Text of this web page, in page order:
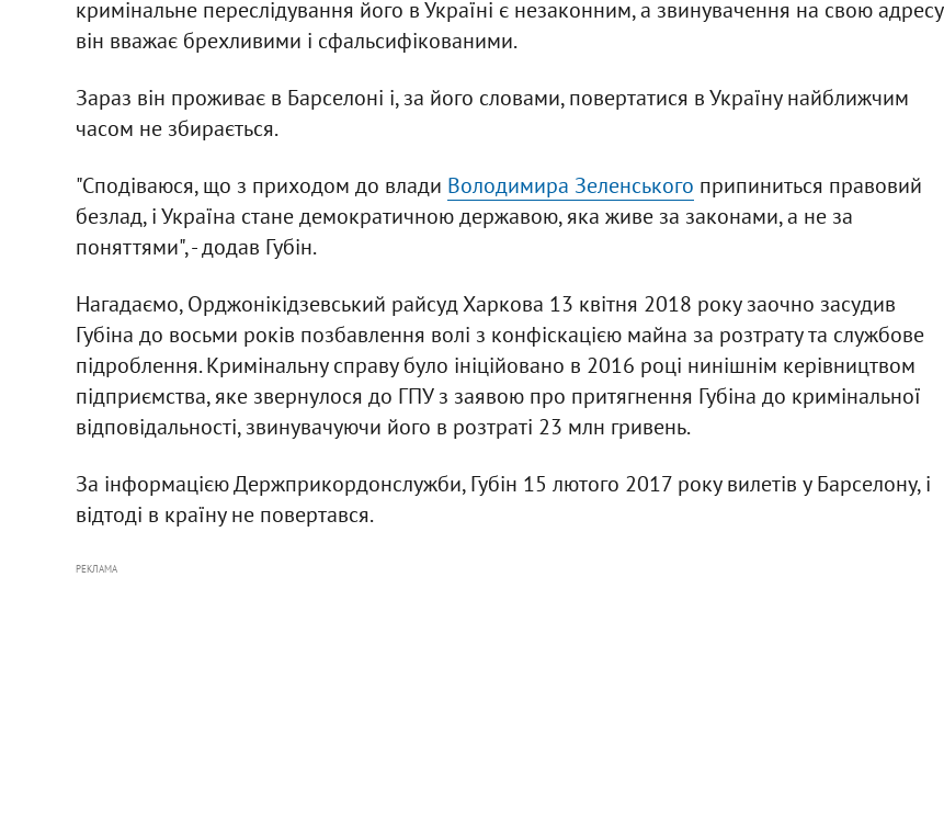
кримінальне переслідування його в Україні є незаконним, а звинувачення на свою адресу
він вважає брехливими і сфальсифікованими.
Зараз він проживає в Барселоні і, за його словами, повертатися в Україну найближчим
часом не збирається.
"Сподіваюся, що з приходом до влади Володимира Зеленського припиниться правовий
безлад, і Україна стане демократичною державою, яка живе за законами, а не за
поняттями", - додав Губін.
Нагадаємо, Орджонікідзевський райсуд Харкова 13 квітня 2018 року заочно засудив
Губіна до восьми років позбавлення волі з конфіскацією майна за розтрату та службове
підроблення. Кримінальну справу було ініційовано в 2016 році нинішнім керівництвом
підприємства, яке звернулося до ГПУ з заявою про притягнення Губіна до кримінальної
відповідальності, звинувачуючи його в розтраті 23 млн гривень.
За інформацією Держприкордонслужби, Губін 15 лютого 2017 року вилетів у Барселону, і
відтоді в країну не повертався.
РЕКЛАМА